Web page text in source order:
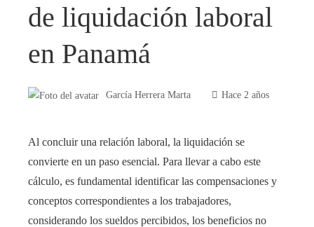
de liquidación laboral
en Panamá
García Herrera Marta Hace 2 años
Al concluir una relación laboral, la liquidación se
convierte en un paso esencial. Para llevar a cabo este
cálculo, es fundamental identificar las compensaciones y
conceptos correspondientes a los trabajadores,
considerando los sueldos percibidos, los beneficios no